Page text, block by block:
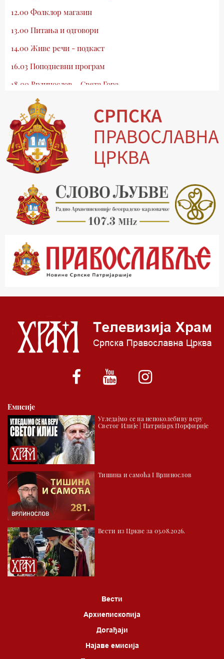
12.00 Фолклор магазин
13.00 Питања и одговори
14.00 Живе речи - подкаст
16.03 Поподневни програм
18.00 Врлинослов – Света Гора
19.03 Атлас памћења
19.30 Вечерње молитве
20.00 Вести из Цркве
20.15 Реч архијереја
20.30 Млади у Цркви
21.03 Гугл пита
22.03 Црквена предавања и трибине
23.00 Питања и одговори
00.03 Гугл пита
01.03 Живе речи - подкаст
*најважније вести емитујемо на сваки пун сат
Емисије
Угледајмо се на непоколебиву веру
Светог Илије | Патријарх Порфирије
Тишина и самоћа I Врлинослов
Вести из Цркве за 03.08.2026.
Вести
Архиепископија
Догађаји
Најаве емисија